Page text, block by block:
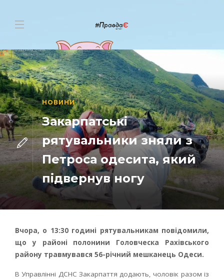
НОВИНИ
Закарпатські
рятувальники зняли з
Петроса одесита, який
підвернув ногу
Вчора, о 13:30 годині рятувальникам повідомили,
що у районі полонини Головческа Рахівського
району травмувався 56-річний мешканець Одеси.
В Управлінні ДСНС Закарпаття додають, чоловік разом із